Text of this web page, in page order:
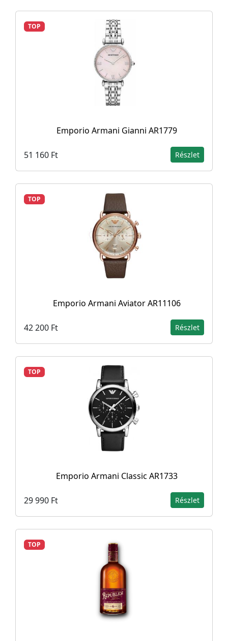
TOP
Emporio Armani Gianni AR1779
51 160 Ft Részlet
TOP
Emporio Armani Aviator AR11106
42 200 Ft Részlet
TOP
Emporio Armani Classic AR1733
29 990 Ft Részlet
TOP